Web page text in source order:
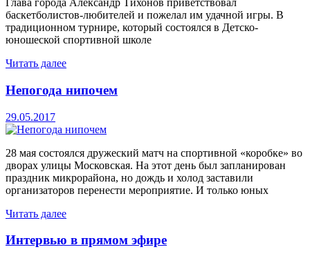
Глава города Александр Тихонов приветствовал
баскетболистов-любителей и пожелал им удачной игры. В
традиционном турнире, который состоялся в Детско-
юношеской спортивной школе
Читать далее
Непогода нипочем
29.05.2017
28 мая состоялся дружеский матч на спортивной «коробке» во
дворах улицы Московская. На этот день был запланирован
праздник микрорайона, но дождь и холод заставили
организаторов перенести мероприятие. И только юных
Читать далее
Интервью в прямом эфире